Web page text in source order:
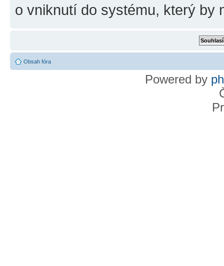
o vniknutí do systému, který by
Obsah fóra
Powered by